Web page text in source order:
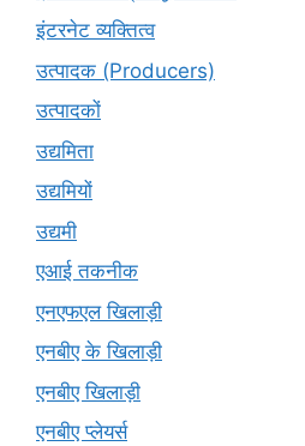
इंटरनेट व्यक्तित्व
उत्पादक (Producers)
उत्पादकों
उद्यमिता
उद्यमियों
उद्यमी
एआई तकनीक
एनएफएल खिलाड़ी
एनबीए के खिलाड़ी
एनबीए खिलाड़ी
एनबीए प्लेयर्स